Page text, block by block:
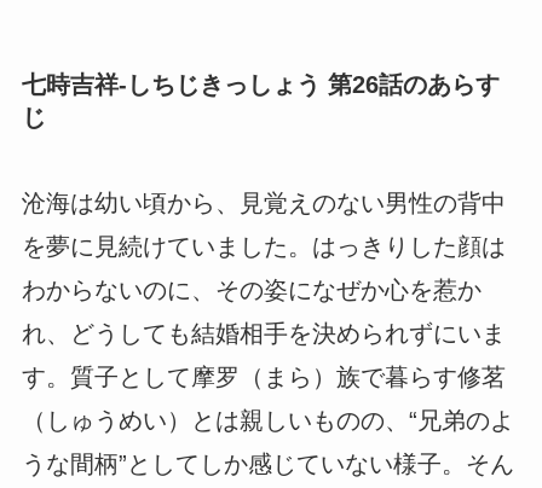
七時吉祥-しちじきっしょう 第26話のあらす
じ
沧海は幼い頃から、見覚えのない男性の背中
を夢に見続けていました。はっきりした顔は
わからないのに、その姿になぜか心を惹か
れ、どうしても結婚相手を決められずにいま
す。質子として摩罗（まら）族で暮らす修茗
（しゅうめい）とは親しいものの、“兄弟のよ
うな間柄”としてしか感じていない様子。そん